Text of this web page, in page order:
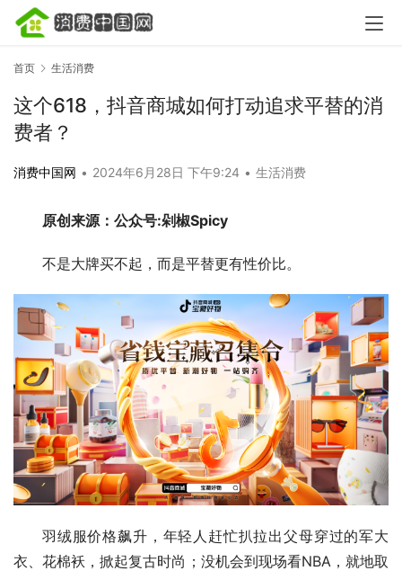
首页 生活消费
这个618，抖音商城如何打动追求平替的消
费者？
消费中国网 • 2024年6月28日 下午9:24 • 生活消费
原创来源：公众号:剁椒Spicy
不是大牌买不起，而是平替更有性价比。
羽绒服价格飙升，年轻人赶忙扒拉出父母穿过的军大
衣、花棉袄，掀起复古时尚；没机会到现场看NBA，就地取